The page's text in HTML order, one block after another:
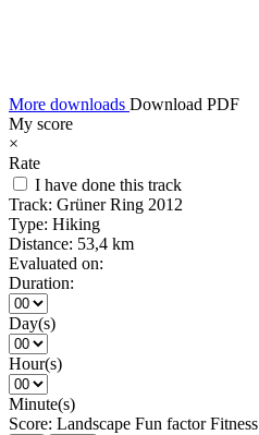
More downloads Download PDF
My score
×
Rate
I have done this track
Track: Grüner Ring 2012
Type: Hiking
Distance: 53,4 km
Evaluated on:
Duration:
Day(s)
Hour(s)
Minute(s)
Score: Landscape Fun factor Fitness